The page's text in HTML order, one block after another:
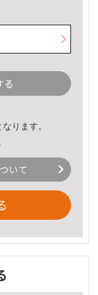
る
ります。
いて